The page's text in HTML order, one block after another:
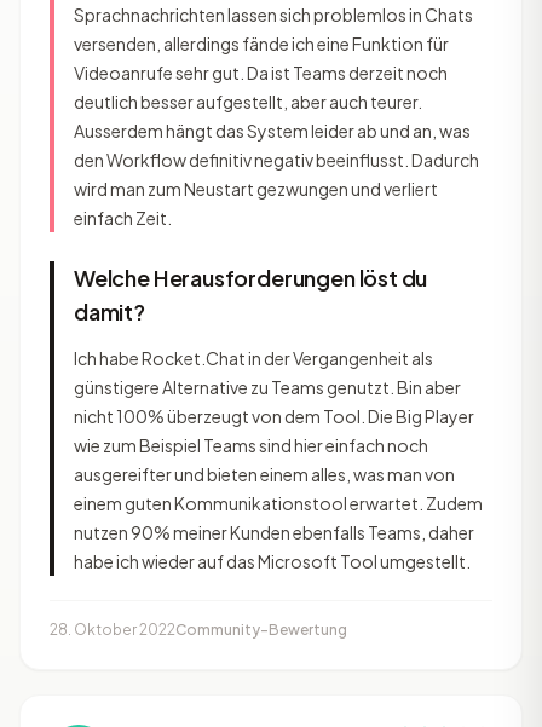
Sprachnachrichten lassen sich problemlos in Chats
versenden, allerdings fände ich eine Funktion für
Videoanrufe sehr gut. Da ist Teams derzeit noch
deutlich besser aufgestellt, aber auch teurer.
Ausserdem hängt das System leider ab und an, was
den Workflow definitiv negativ beeinflusst. Dadurch
wird man zum Neustart gezwungen und verliert
einfach Zeit.
Welche Herausforderungen löst du
damit?
Ich habe Rocket.Chat in der Vergangenheit als
günstigere Alternative zu Teams genutzt. Bin aber
nicht 100% überzeugt von dem Tool. Die Big Player
wie zum Beispiel Teams sind hier einfach noch
ausgereifter und bieten einem alles, was man von
einem guten Kommunikationstool erwartet. Zudem
nutzen 90% meiner Kunden ebenfalls Teams, daher
habe ich wieder auf das Microsoft Tool umgestellt.
28. Oktober 2022Community-Bewertung